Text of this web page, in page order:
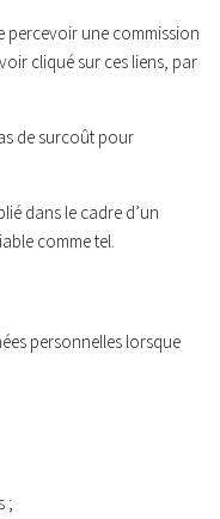
percevoir une commission
cliqué sur ces liens, par
de surcoût pour
dans le cadre d’un
comme tel.
personnelles lorsque
;